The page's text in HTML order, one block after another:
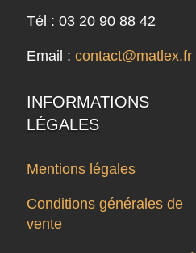
Tél : 03 20 90 88 42
Email :contact@matlex.fr
INFORMATIONS
LÉGALES
Mentions légales
Conditions générales de
vente